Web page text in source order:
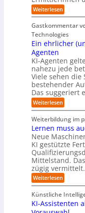
s
b
i
p
ä
c
h
n
R
o
u
t
e
-
H
e
r
s
t
e
l
r
D
a
e
n
K
I
P
r
o
j
e
k
t
e
i
d
e
r
I
n
d
u
s
t
r
i
e
e
n
d
e
C
y
e
r
r
i
s
i
k
o
w
a
c
h
s
e
n
d
e
R
a
n
s
s
L
e
b
e
n
f
r
I
n
d
u
s
t
r
i
e
r
o
b
o
t
e
r
Weiterlesen:
E
n
3
D
w
i
l
l
i
n
g
f
ü
r
T
a
t
o
r
t
e
Gastkommentar
Technologies
Ein ehrlicher
Agenten
KI-Agenten
nahezu jede
Viele sehen die
bestehender
Das suggeriert
Weiterlesen:
E
n
e
h
r
l
i
c
h
e
r
u
n
Weiterbildung im
Lernen muss
Neue
KI gestützte
Mittelstand.
zügig
Weiterlesen:
L
e
r
n
Künstliche
KI-Assistenten